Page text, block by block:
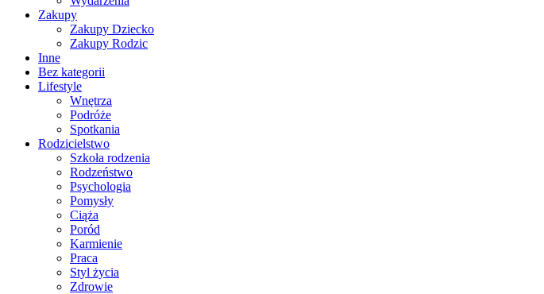
Zakupy
Zakupy Dziecko
Zakupy Rodzic
Inne
Bez kategorii
Lifestyle
Wnętrza
Podróże
Spotkania
Rodzicielstwo
Szkoła rodzenia
Rodzeństwo
Psychologia
Pomysły
Ciąża
Poród
Karmienie
Praca
Styl życia
Zdrowie